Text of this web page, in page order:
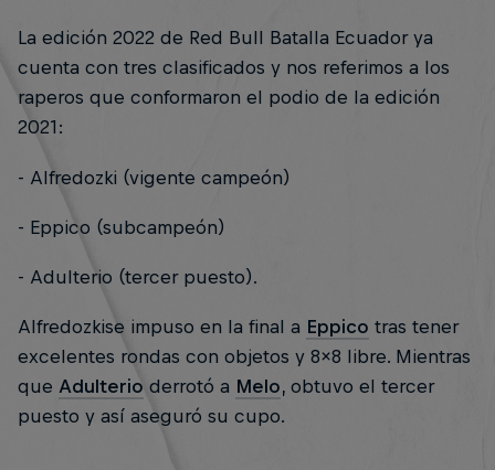
La edición 2022 de Red Bull Batalla Ecuador ya
cuenta con tres clasificados y nos referimos a los
raperos que conformaron el podio de la edición
2021:
- Alfredozki (vigente campeón)
- Eppico (subcampeón)
- Adulterio (tercer puesto).
Alfredozkise impuso en la final a Eppico tras tener
excelentes rondas con objetos y 8x8 libre. Mientras
que Adulterio derrotó a Melo, obtuvo el tercer
puesto y así aseguró su cupo.